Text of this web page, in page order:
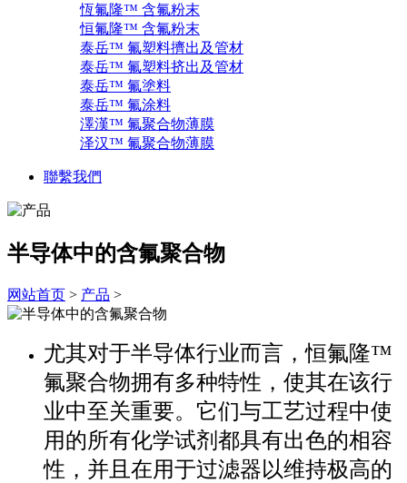
恆氟隆™ 含氟粉末
恒氟隆™ 含氟粉末
泰岳™ 氟塑料擠出及管材
泰岳™ 氟塑料挤出及管材
泰岳™ 氟塗料
泰岳™ 氟涂料
澤漢™ 氟聚合物薄膜
泽汉™ 氟聚合物薄膜
聯繫我們
半导体中的含氟聚合物
网站首页 > 产品 >
尤其对于半导体行业而言，恒氟隆™
氟聚合物拥有多种特性，使其在该行
业中至关重要。它们与工艺过程中使
用的所有化学试剂都具有出色的相容
性，并且在用于过滤器以维持极高的